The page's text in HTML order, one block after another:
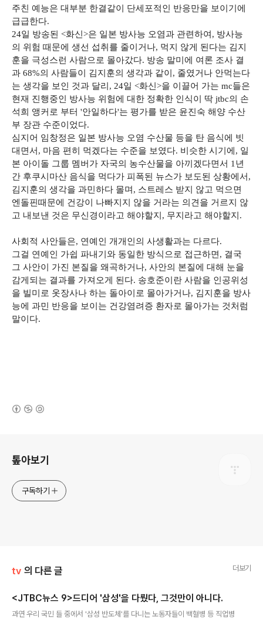
주친 예능은 대부분 한결같이 단세포적인 반응만을 보이기에
급급한다.
24일 방송된 <화신>은 일본 방사능 오염과 관련하여, 방사능
의 위험 때문에 생선 섭취를 줄이거나, 먹지 않게 된다는 김지
훈을 극성스런 사람으로 몰아갔다. 방송 말미에 여론 조사 결
과 68%의 사람들이 김지훈의 생각과 같이, 줄였거나 안먹는다
는 생각을 보인 것과 달리, 24일 <화신>을 이끌어 가는 mc들은
현재 진행중인 방사능 위험에 대한 정확한 인식이 딱 jtbc의 손
석희 앵커로 부터 '안일하다'는 평가를 받은 윤진숙 해양 수산
부 장관 수준이었다.
심지어 임창정은 일본 방사능 오염 수산물 등을 탄 음식에 빗
대면서, 마음 편히 먹겠다는 수준을 보였다. 비슷한 시기에, 일
본 아이돌 그룹 멤버가 자국의 농수산물을 아끼겠다면서 1년
간 후쿠시마산 음식을 먹다가 피폭된 뉴스가 보도된 상황에서,
김지훈의 생각을 과민하다 몰며, 스트레스 받지 않고 먹으면
엔돌핀때문에 건강이 나빠지지 않을 거라는 의견을 거르지 않
고 내보낸 것은 무신경이라고 해야할지, 무지라고 해야할지.
사회적 사안들은, 연예인 개개인의 사생활과는 다르다.
그걸 연예인 가쉽 파내기와 동일한 방식으로 접근하면, 결국
그 사안이 가진 본질을 왜곡하거나, 사안의 본질에 대해 눈을
감게되는 결과를 가져오게 된다. 송호준이란 사람을 인공위성
을 빌미로 옷장사나 하는 돌아이로 몰아가거나, 김지훈을 방사
능에 과민 반응을 보이는 건강염려증 환자로 몰아가는 것처럼
말이다.
톺아보기
구독하기
tv 의 다른 글 더보기
<JTBC뉴스 9>드디어 '삼성'을 다뤘다, 그것만이 아니다.
과연 우리 국민 들 중에서 '삼성 반도체'를 다니는 노동자들이 백혈병 등 직업병